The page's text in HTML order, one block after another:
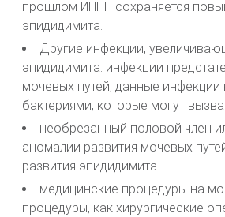
прошлом ИППП сохраняется
эпидидимита.
Другие инфекции,
эпидидимита: инфекции
мочевых путей, данные
бактериями, которые могут
необрезанный половой член
аномалии развития мочевых
развития эпидидимита.
медицинские процедуры на
процедуры, как хирургические